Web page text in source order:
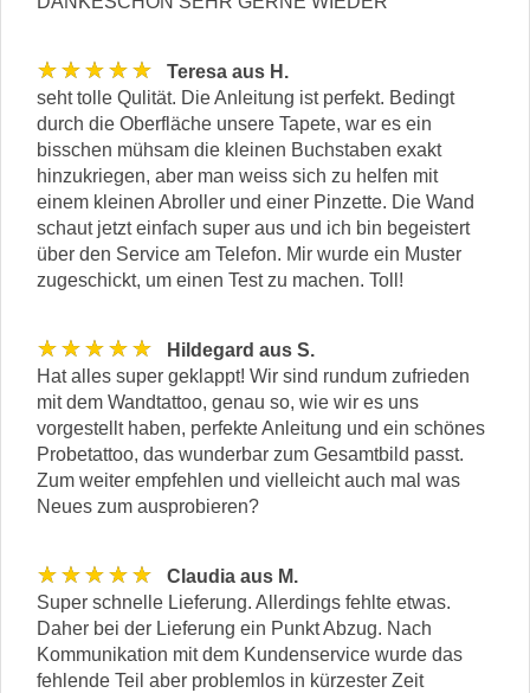
★★★★★
Teresa aus H.
seht tolle Qulität. Die Anleitung ist perfekt. Bedingt
durch die Oberfläche unsere Tapete, war es ein
bisschen mühsam die kleinen Buchstaben exakt
hinzukriegen, aber man weiss sich zu helfen mit
einem kleinen Abroller und einer Pinzette. Die Wand
schaut jetzt einfach super aus und ich bin begeistert
über den Service am Telefon. Mir wurde ein Muster
zugeschickt, um einen Test zu machen. Toll!
★★★★★
Hildegard aus S.
Hat alles super geklappt! Wir sind rundum zufrieden
mit dem Wandtattoo, genau so, wie wir es uns
vorgestellt haben, perfekte Anleitung und ein schönes
Probetattoo, das wunderbar zum Gesamtbild passt.
Zum weiter empfehlen und vielleicht auch mal was
Neues zum ausprobieren?
★★★★★
Claudia aus M.
Super schnelle Lieferung. Allerdings fehlte etwas.
Daher bei der Lieferung ein Punkt Abzug. Nach
Kommunikation mit dem Kundenservice wurde das
fehlende Teil aber problemlos in kürzester Zeit